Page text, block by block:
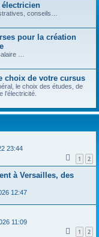
électricien
conseils…
pour la création
…
choix de votre cursus
le choix des études, de
23:44
1 2
à Versailles, des
12:47
11:09
1 2